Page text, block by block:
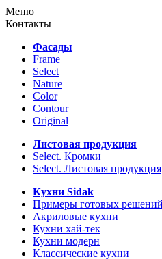
Меню
Контакты
Фасады
Frame
Select
Nature
Color
Contour
Original
Листовая продукция
Select. Кромки
Select. Листовая продукция
Кухни Sidak
Примеры готовых решений
Акриловые кухни
Кухни хай-тек
Кухни модерн
Классические кухни